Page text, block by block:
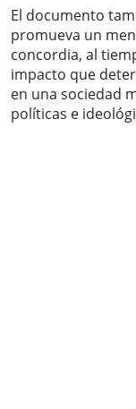
El documento
promueva un
concordia, al
impacto que
en una sociedad
políticas e